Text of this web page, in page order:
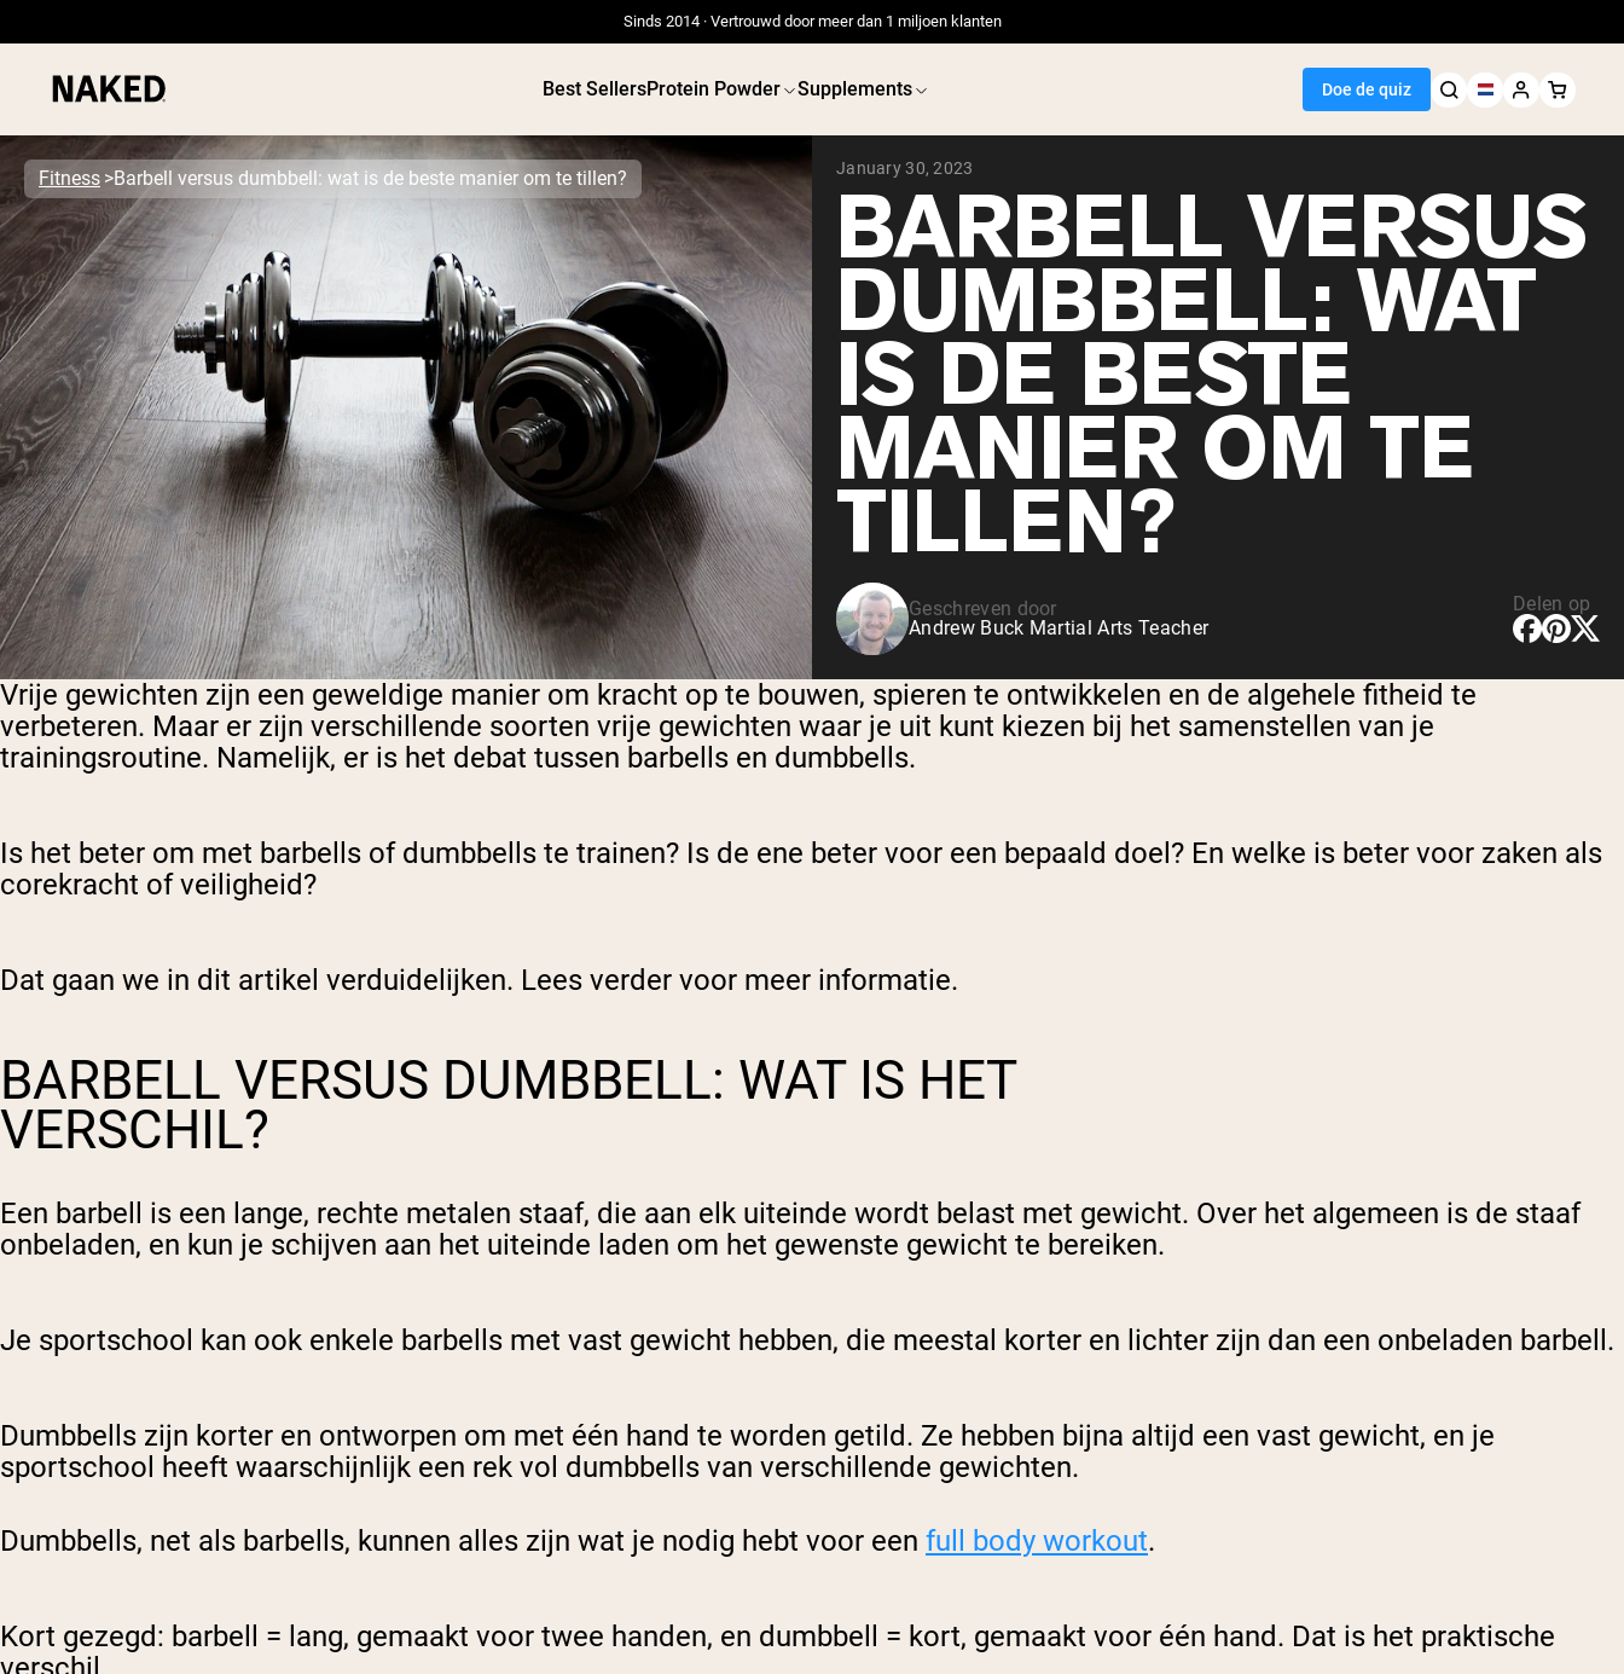
Sinds 2014 · Vertrouwd door meer dan 1 miljoen klanten
Best SellersProtein Powder Supplements Doe de quiz
Populaire Zoektermen
”Protein Powder“
”Overnight Oats“
”Vegan protein“
”Collagen“
”Micellar Casein“
PROTEIN POWDERSBest Seller
Erwteneiwit
Grasgevoerd Wei Eiwit
Poeder
Collageenpeptiden
Chocolade
Grasgevoerde Wei
Vanille grasgevoerde
wei
Weidegevoerde wei
Shop All Protein Powders
VEGAN PROTEIN Best Seller
Erwteneiwit
Shop All Vegan Protein
Fitness Barbell versus dumbbell: wat is de beste manier om te tillen? January 30, 2023
BARBELL VERSUS
DUMBBELL: WAT
IS DE BESTE
MANIER OM TE
TILLEN?
Geschreven door
Andrew Buck Martial Arts Teacher
Delen op
Vrije gewichten zijn een geweldige manier om kracht op te bouwen, spieren te ontwikkelen en de algehele fitheid te
verbeteren. Maar er zijn verschillende soorten vrije gewichten waar je uit kunt kiezen bij het samenstellen van je
trainingsroutine. Namelijk, er is het debat tussen barbells en dumbbells.
Is het beter om met barbells of dumbbells te trainen? Is de ene beter voor een bepaald doel? En welke is beter voor zaken als
corekracht of veiligheid?
Dat gaan we in dit artikel verduidelijken. Lees verder voor meer informatie.
BARBELL VERSUS DUMBBELL: WAT IS HET
VERSCHIL?
Een barbell is een lange, rechte metalen staaf, die aan elk uiteinde wordt belast met gewicht. Over het algemeen is de staaf
onbeladen, en kun je schijven aan het uiteinde laden om het gewenste gewicht te bereiken.
Je sportschool kan ook enkele barbells met vast gewicht hebben, die meestal korter en lichter zijn dan een onbeladen barbell.
Dumbbells zijn korter en ontworpen om met één hand te worden getild. Ze hebben bijna altijd een vast gewicht, en je
sportschool heeft waarschijnlijk een rek vol dumbbells van verschillende gewichten.
Dumbbells, net als barbells, kunnen alles zijn wat je nodig hebt voor een full body workout.
Kort gezegd: barbell = lang, gemaakt voor twee handen, en dumbbell = kort, gemaakt voor één hand. Dat is het praktische